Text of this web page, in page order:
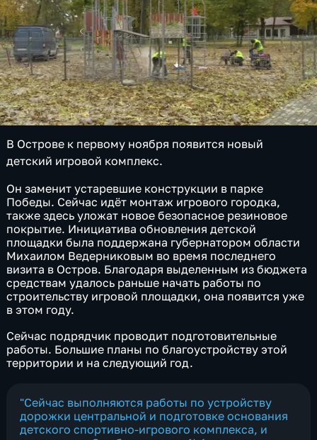
В Острове к первому ноября появится новый
детский игровой комплекс.
Он заменит устаревшие конструкции в парке
Победы. Сейчас идёт монтаж игрового городка,
также здесь уложат новое безопасное резиновое
покрытие. Инициатива обновления детской
площадки была поддержана губернатором области
Михаилом Ведерниковым во время последнего
визита в Остров. Благодаря выделенным из бюджета
средствам удалось раньше начать работы по
строительству игровой площадки, она появится уже
в этом году.
Сейчас подрядчик проводит подготовительные
работы. Большие планы по благоустройству этой
территории и на следующий год.
"Сейчас выполняются работы по устройству
дорожки центральной и подготовке основания
детского спортивно-игрового комплекса, и